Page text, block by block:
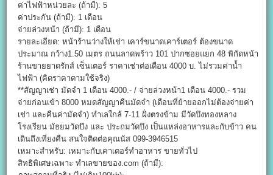
ค่าไฟฟ้าหน่วยละ (ถ้ามี): 5
ค่าประกัน (ถ้ามี): 1 เดือน
จ่ายล่วงหน้า (ถ้ามี): 1 เดือน
รายละเอียด: หน้าร้านว่างให้เช่า เคาร์ขนาดเคาร์เตอร์ ต้องขนาด
ประมาณ กว้าง1.50 เมตร ถนนลาดพร้าว 101 ปากซอยแยก 48 พิกัดหน้า
ร้านขายยาดรักส์ เซ็นเตอร์ ราคาเช่าต่อเดือน 4000 บ. ไม่รวมค่าน้ำ
ไฟฟ้า (คิดราคาตามใช้จริง)
**สัญญาเช่า มัดจำ 1 เดือน 4000.- / จ่ายล่วงหน้า1 เดือน 4000.- รวม
จ่ายก่อนเข้า 8000 หมดสัญญาคืนมัดจำ (เดือนที่ย้ายออกไม่ต้องจ่ายค่า
เช่า และคืนค่ามัดจำ) ทำเลใกล้ 7-11 ฝั่งตรงข้าม มีวัดบึงทองหลาง
โรงเรียน มัธยมวัดบึง และ ประถมวัดบึง เป็นแหล่งอาหารและกับข้าว คน
เดินถึงเที่ยงคืน สนใจติดต่อคุณนัส 099-3946515
เหมาะสำหรับ: เหมาะกับเคาเตอร์ทำอาหาร ขายทั่วไป
สิทธิพิเศษเฉพาะ ทำเลขายของ.com (ถ้ามี):